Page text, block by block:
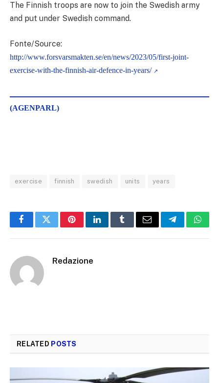
The Finnish troops are now to join the Swedish army
and put under Swedish command.
Fonte/Source:
http://www.forsvarsmakten.se/en/news/2023/05/first-joint-
exercise-with-the-finnish-air-defence-in-years/
(AGENPARL)
exercise finnish swedish units years
FacebookTwitterPinterestLinkedInTumblrEmail Telegram
Redazione
RELATED POSTS